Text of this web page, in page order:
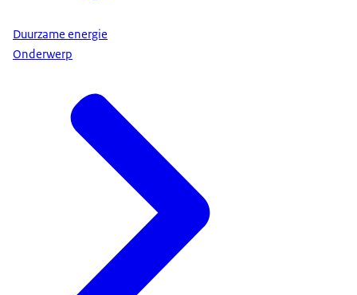
Duurzame energie
Onderwerp